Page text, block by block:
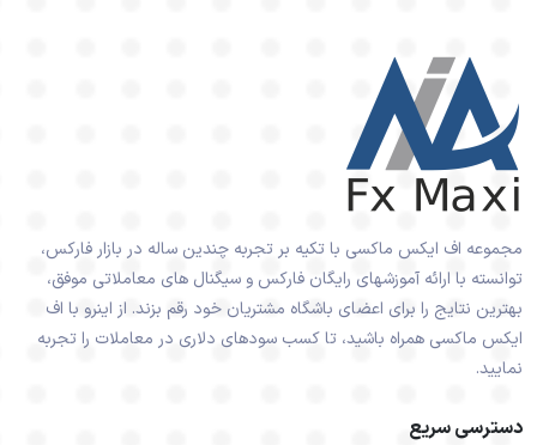
مجموعه اف ایکس ماکسی با تکیه بر تجربه چندین ساله در بازار فارکس،
توانسته با ارائه آموزشهای رایگان فارکس و سیگنال های معاملاتی موفق،
بهترین نتایج را برای اعضای باشگاه مشتریان خود رقم بزند. از اینرو با اف
ایکس ماکسی همراه باشید، تا کسب سودهای دلاری در معاملات را تجربه
نمایید.
دسترسی سریع